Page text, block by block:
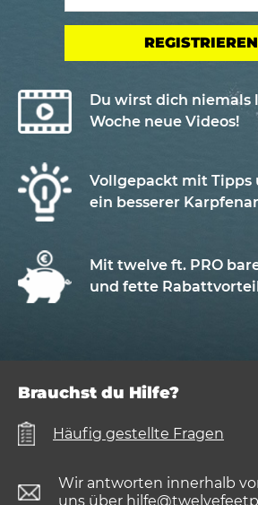
Du wirst dich niemals
Woche neue Videos!
Vollgepackt mit Tipps
ein besserer
Mit twelve ft. PRO
und fette
Brauchst du Hilfe?
Häufig gestellte Fragen
Wir antworten innerhalb
uns über